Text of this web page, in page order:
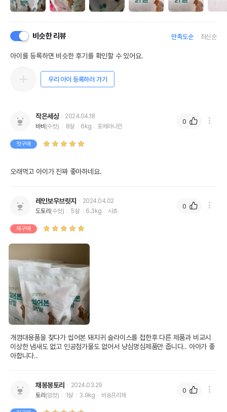
비슷한 리뷰 만족도순 최신순
아이를 등록하면 비슷한 후기를 확인할 수 있어요.
우리 아이 등록하러 가기
작은세상
2024.04.18
바비 (수컷) 8살 6kg 포메라니안
첫구매
오래먹고 아이가 진짜 좋아하네요.
0
레인보우브릿지
2024.04.02
도토리 (수컷) 5살 6.3kg 시츄
재구매
개껌대용품을 찾다가 씹어본 돼지귀 슬라이스를 접한후 다른 제품과 비교시
이상한 냄새도 없고 인공첨가물도 없어서 냥심멍심제품만 줍니다.. 아아가 좋
아합니다..
0
채봉봉토리
2024.03.29
토리 (암컷) 1살 3.9kg 비숑프리제
0